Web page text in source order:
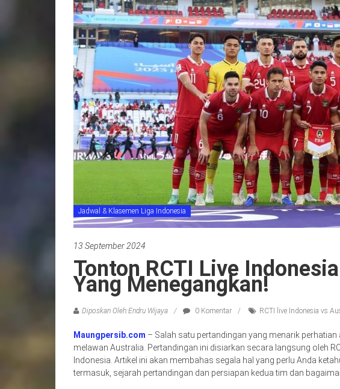
Jadwal & Klasemen Liga Indonesia
13 September 2024
Tonton RCTI Live
Yang Menegangkan!
Diposkan Oleh:Endru Wijaya 0 Komentar RCTI live Indonesia vs
Maungpersib.com – Salah satu pertandingan yang menarik
melawan Australia. Pertandingan ini disiarkan secara langsung oleh
Indonesia. Artikel ini akan membahas segala hal yang perlu Anda
termasuk, sejarah pertandingan dan persiapan kedua tim dan